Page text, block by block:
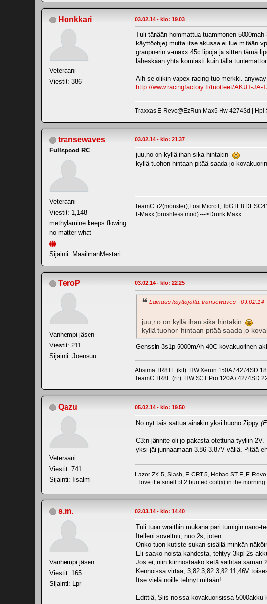
Honkkari
Veteraani
Viestit: 386
03.02.14 - klo: 19.03
Tuli tänään hommattua tuammonen
käyttöohje) mutta itse akussa ei lue mitään
graupnerin v-maxx 45c lipoja ja sitten tämä
läheskään yhtä komiasti kuin tällä
Aih se olikin vapex-racing tuo merkki.
http://www.racingfactory.fi/tuotteet/AKUT-JA-
Traxxas E-Revo@EzRun Max5 Hw 4274Sd |
transewaves
Fullspeed RC
Veteraani
Viestit: 1,148
methylamine keeps flowing
no matter what
Sijainti: MaailmanMestari
03.02.14 - klo: 21.37
juu,no on kyllä ihan sika hintakin
kyllä tuohon hintaan pitää saada jo
TeamC tr2(monster),Losi
T-Maxx (brushless mod) --->Drunk Maxx
TeroP
Vanhempi jäsen
Viestit: 211
Sijainti: Joensuu
03.02.14 - klo: 22.25
Lainaus käyttäjältä: transewaves - 03.02.14
juu,no on kyllä ihan sika hintakin
kyllä tuohon hintaan pitää saada jo
Genssin 3s1p 5000mAh 40C kovakuorinen
Absima TR8TE (kit): HW Xerun 150A / 4274SD
TeamC TR8E (rtr): HW SCT Pro 120A / 4274SD
Qazu
Veteraani
Viestit: 741
Sijainti: Iisalmi
05.02.14 - klo: 19.50
No nyt tais sattua ainakin yksi huono Zippy
C3:n jännite oli jo pakasta otettuna tyyliin
yksi jäi junnaamaan 3.86-3.87V väliä. Pitää
Lazer ZX-5, Slash, E-CRT.5, Hobao ST-E, E-
...love the smell of 2 burned coil(s) in the
s.m.
Vanhempi jäsen
Viestit: 165
Sijainti: Lpr
02.03.14 - klo: 14.40
Tuli tuon wraithin mukana pari turnigin nano-
Itelleni soveltuu, nuo 2s, joten.
Onko tuon kutiste sukan sisällä minkän
Eli saako noista kahdesta, tehtyy 3kpl 2s
Jos ei, niin kiinnostaako ketä vaihtaa saman
Kennoissa virtaa, 3,82 3,82 3,82 11,46V
Itse vielä noille tehnyt mitään!
Edittiä, Siis noissa kovakuorisissa 5000akku